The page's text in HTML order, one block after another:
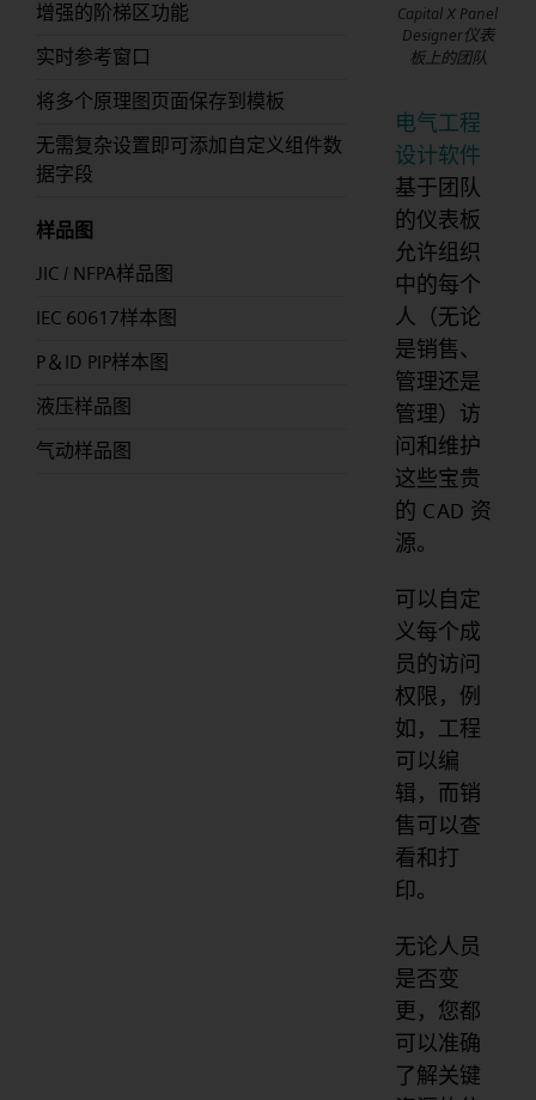
增强的阶梯区功能
实时参考窗口
将多个原理图页面保存到模板
无需复杂设置即可添加自定义组件数
据字段
样品图
JIC / NFPA样品图
IEC 60617样本图
P＆ID PIP样本图
液压样品图
气动样品图
Capital X Panel
Designer仪表
板上的团队
电气工程
设计软件
基于团队
的仪表板
允许组织
中的每个
人（无论
是销售、
管理还是
管理）访
问和维护
这些宝贵
的 CAD 资
源。
可以自定
义每个成
员的访问
权限，例
如，工程
可以编
辑，而销
售可以查
看和打
印。
无论人员
是否变
更，您都
可以准确
了解关键